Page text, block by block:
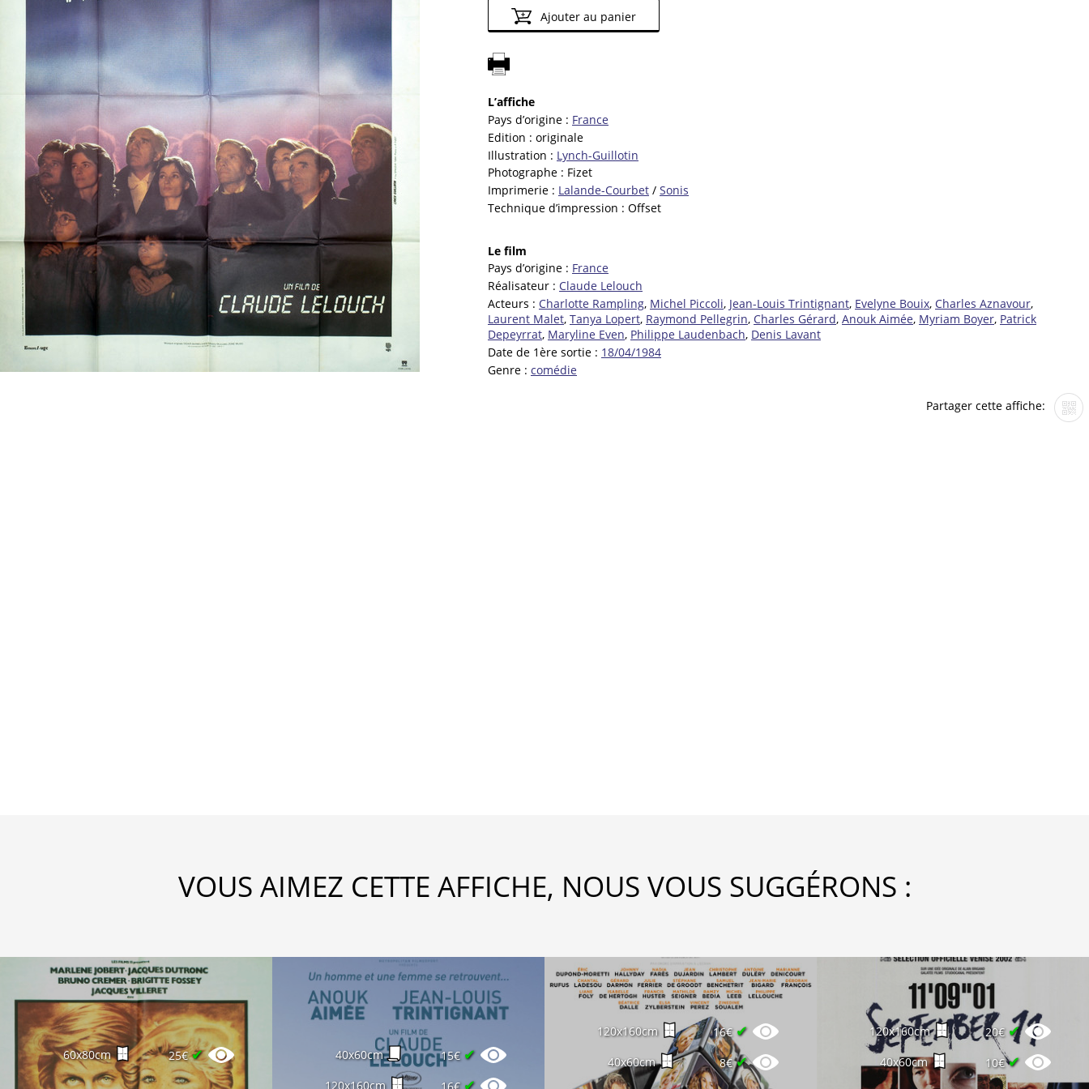
Ajouter au panier
L’affiche
Pays d’origine : France
Edition : originale
Illustration : Lynch-Guillotin
Photographe : Fizet
Imprimerie : Lalande-Courbet / Sonis
Technique d’impression : Offset
Le film
Pays d’origine : France
Réalisateur : Claude Lelouch
Acteurs : Charlotte Rampling, Michel Piccoli, Jean-Louis Trintignant, Evelyne Bouix, Charles Aznavour,
Laurent Malet, Tanya Lopert, Raymond Pellegrin, Charles Gérard, Anouk Aimée, Myriam Boyer, Patrick
Depeyrrat, Maryline Even, Philippe Laudenbach, Denis Lavant
Date de 1ère sortie : 18/04/1984
Genre : comédie
Partager cette affiche:
VOUS AIMEZ CETTE AFFICHE, NOUS VOUS SUGGÉRONS :
60x80cm 25€✔ 40x60cm 15€ ✔
120x160cm ✔
120x160cm 16€ ✔
40x60cm 8€✔
120x160cm 20€ ✔
40x60cm 10€✔